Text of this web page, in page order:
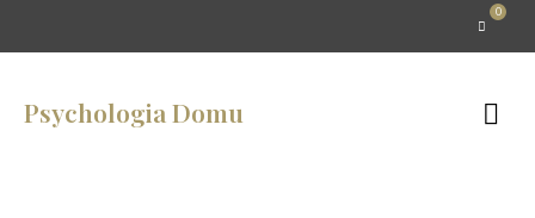
0
Psychologia Domu